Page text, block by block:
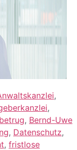
,
,
, Bernd-Uwe
, Datenschutz,
, fristlose